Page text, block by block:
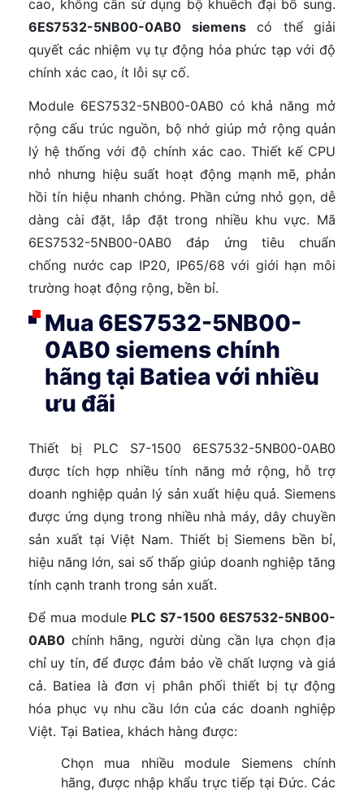
cao, không cần sử dụng bộ khuếch đại bổ sung.
6ES7532-5NB00-0AB0 siemenscó thể giải
quyết các nhiệm vụ tự động hóa phức tạp với độ
chính xác cao, ít lỗi sự cố.
Module 6ES7532-5NB00-0AB0 có khả năng mở
rộng cấu trúc nguồn, bộ nhớ giúp mở rộng quản
lý hệ thống với độ chính xác cao. Thiết kế CPU
nhỏ nhưng hiệu suất hoạt động mạnh mẽ, phản
hồi tín hiệu nhanh chóng. Phần cứng nhỏ gọn, dễ
dàng cài đặt, lắp đặt trong nhiều khu vực. Mã
6ES7532-5NB00-0AB0 đáp ứng tiêu chuẩn
chống nước cap IP20, IP65/68 với giới hạn môi
trường hoạt động rộng, bền bỉ.
Mua 6ES7532-5NB00-
0AB0 siemens chính
hãng tại Batiea với nhiều
ưu đãi
Thiết bị PLC S7-1500 6ES7532-5NB00-0AB0
được tích hợp nhiều tính năng mở rộng, hỗ trợ
doanh nghiệp quản lý sản xuất hiệu quả. Siemens
được ứng dụng trong nhiều nhà máy, dây chuyền
sản xuất tại Việt Nam. Thiết bị Siemens bền bỉ,
hiệu năng lớn, sai số thấp giúp doanh nghiệp tăng
tính cạnh tranh trong sản xuất.
Để mua module PLC S7-1500 6ES7532-5NB00-
0AB0 chính hãng, người dùng cần lựa chọn địa
chỉ uy tín, để được đảm bảo về chất lượng và giá
cả. Batiea là đơn vị phân phối thiết bị tự động
hóa phục vụ nhu cầu lớn của các doanh nghiệp
Việt. Tại Batiea, khách hàng được:
Chọn mua nhiều module Siemens chính
hãng, được nhập khẩu trực tiếp tại Đức. Các